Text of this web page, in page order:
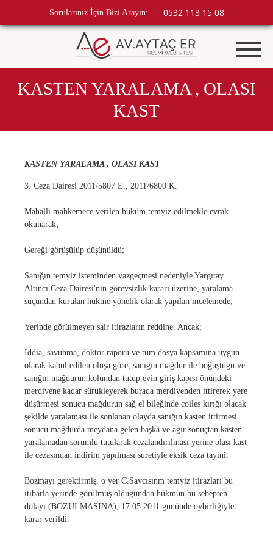
Sorularınız İçin Bizi Arayın: - 0532 113 15 08
KASTEN YARALAMA , OLASI
KAST
KASTEN YARALAMA , OLASI KAST
3. Ceza Dairesi 2011/5807 E., 2011/6800 K.
Mahalli mahkemece verilen hüküm temyiz edilmekle evrak
okunarak;
Gereği görüşülüp düşünüldü;
Sanığın temyiz isteminden vazgeçmesi nedeniyle Yargıtay
Altıncı Ceza Dairesi'nin görevsizlik kararı üzerine, yaralama
suçundan kurulan hükme yönelik olarak yapılan incelemede;
Yerinde görülmeyen sair itirazların reddine. Ancak;
İddia, savunma, doktor raporu ve tüm dosya kapsamına uygun
olarak kabul edilen oluşa göre, sanığın mağdur ile boğuştuğu ve
sanığın mağdurun kolundan tutup evin giriş kapısı önündeki
merdivene kadar sürükleyerek burada merdivenden ittirerek yere
düşürmesi sonucu mağdurun sağ el bileğinde coiles kırığı olacak
şekilde yaralaması ile sonlanan olayda sanığın kasten ittirmesi
sonucu mağdurda meydana gelen başka ve ağır sonuçtan kasten
yaralamadan sorumlu tutularak cezalandırılması yerine olası kast
ile cezasından indirim yapılması suretiyle eksik ceza tayini,
Bozmayı gerektirmiş, o yer C.Savcısınm temyiz itirazları bu
itibarla yerinde görülmüş olduğundan hükmün bu sebepten
dolayı (BOZULMASINA), 17.05.2011 gününde oybirliğiyle
karar verildi.